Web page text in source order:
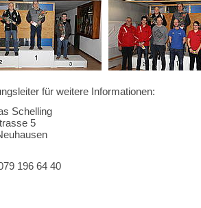
für weitere Informationen:
Schelling
5
196 64 40